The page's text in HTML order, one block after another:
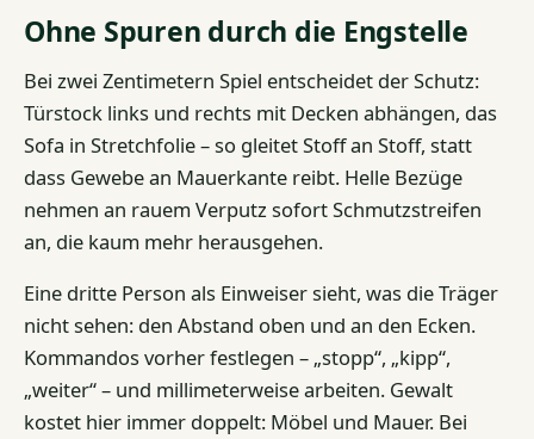
Ohne Spuren durch die Engstelle
Bei zwei Zentimetern Spiel entscheidet der Schutz:
Türstock links und rechts mit Decken abhängen, das
Sofa in Stretchfolie – so gleitet Stoff an Stoff, statt
dass Gewebe an Mauerkante reibt. Helle Bezüge
nehmen an rauem Verputz sofort Schmutzstreifen
an, die kaum mehr herausgehen.
Eine dritte Person als Einweiser sieht, was die Träger
nicht sehen: den Abstand oben und an den Ecken.
Kommandos vorher festlegen – „stopp“, „kipp“,
„weiter“ – und millimeterweise arbeiten. Gewalt
kostet hier immer doppelt: Möbel und Mauer. Bei